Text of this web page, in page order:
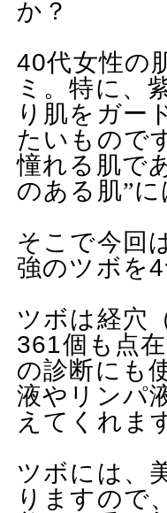
か？
40代女性の
ミ。特に、
り肌をガー
たいもので
憧れる肌で
のある肌”
そこで今回
強のツボを4
ツボは経穴
361個も点
の診断にも
液やリンパ
えてくれま
ツボには、
りますので